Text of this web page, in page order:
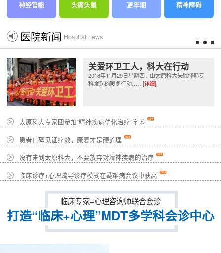
神经官能 头痛头晕 更年期 精神障碍
医院新闻 Hospital news
关爱环卫工人，科大在行动
2018年11月29日星期四，由太原科大失眠抑郁专
科发起的暖冬行动……[详细]
太原科大专家团参加“精神疾病优化治疗”学术
患者口碑见证疗效，康复才是硬道理
没有来到太原科大，不要放弃对精神疾病的治疗
临床诊疗+心理疏导诊疗模式在疑难病会议中获高
临床专家+心理咨询师联合会诊
打造“临床+心理”MDT多学科会诊中心